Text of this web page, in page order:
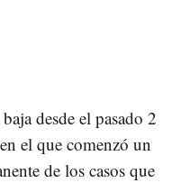
desde el pasado 2
el que comenzó un
de los casos que